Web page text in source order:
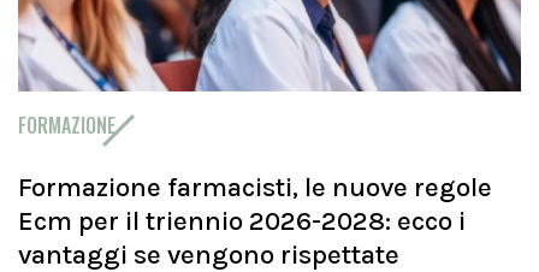
FORMAZIONE
Formazione farmacisti, le nuove regole
Ecm per il triennio 2026-2028: ecco i
vantaggi se vengono rispettate